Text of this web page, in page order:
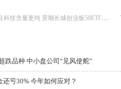
技含量更纯 景顺长城创业板50ETF正式发售
跌品种 中小盘公司“见风使舵”
亏30% 今年如何应对？